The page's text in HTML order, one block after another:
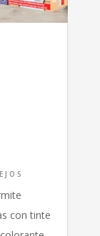
con tinte